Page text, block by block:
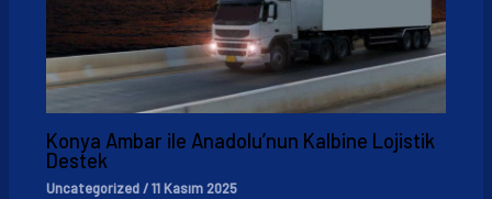
Konya Ambar ile Anadolu’nun Kalbine Lojistik
Destek
Uncategorized/11 Kasım 2025